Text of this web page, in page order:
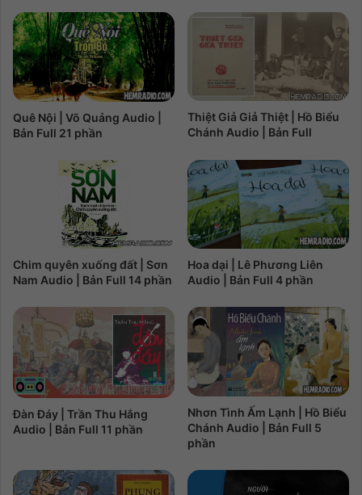
Quê Nội | Võ Quảng Audio |
Bản Full 21 phần
Thiệt Giả Giả Thiệt | Hồ Biểu
Chánh Audio | Bản Full
Chim quyên xuống đất | Sơn
Nam Audio | Bản Full 14 phần
Hoa dại | Lê Phương Liên
Audio | Bản Full 4 phần
Đàn Đáy | Trần Thu Hắng
Audio | Bản Full 11 phần
Nhơn Tình Ấm Lạnh | Hồ Biểu
Chánh Audio | Bản Full 5
phần